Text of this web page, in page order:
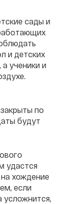
сады и
и детских
ученики и
по
будут
удастся
хождение
если